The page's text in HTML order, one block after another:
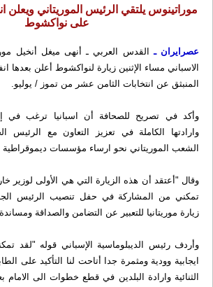
موراتينوس يلتقي الرئيس الموريتاني ويعلن
على نواكشوط
عصرایران ـ القدس العربي ـ أنهى ميغل أنخيل
الاسباني مساء الإثنين زيارة لنواكشوط أعلن بعدها
المنبثق عن انتخابات الثامن عشر من تموز / يوليو.
وأكد في تصريح للصحافة أن اسبانيا ترغب في
وارادتها الكاملة في تعزيز التعاون مع الرئيس
الشعب الموريتاني نحو ارساء مؤسسات ديموقراطية
وقال "أعتقد أن هذه الزيارة التي هي الأولى لوزير
تمكني من المشاركة في حفل تنصيب الرئيس
زيارة موريتانيا للتعبير عن التضامن والصداقة ومساندة
وأردف رئيس الديبلوماسية الإسباني قوله "لقد
ايجابية وودية ومثمرة جدا أتاحت لنا التأكيد على
الثنائية وارادة البلدين في قطع خطوات الى الامام